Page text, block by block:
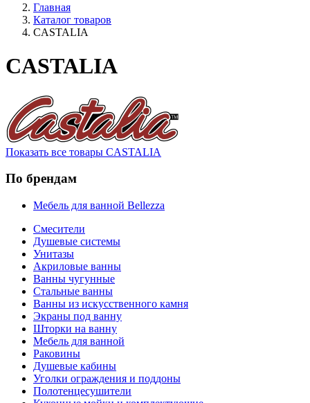
Главная
Каталог товаров
CASTALIA
CASTALIA
Показать все товары CASTALIA
По брендам
Мебель для ванной Bellezza
Смесители
Душевые системы
Унитазы
Акриловые ванны
Ванны чугунные
Стальные ванны
Ванны из искусственного камня
Экраны под ванну
Шторки на ванну
Мебель для ванной
Раковины
Душевые кабины
Уголки ограждения и поддоны
Полотенцесушители